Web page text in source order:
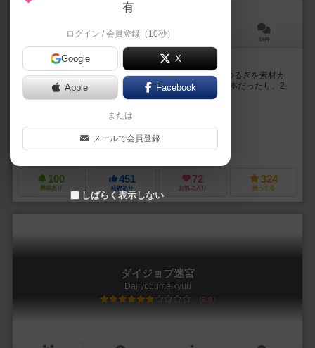
15分前後 16件
ASAP! つるぎはなる早でお願いします！
皆さんは鍛冶屋として、依頼カードとして依頼されたつるぎを素材カ
ード6つ全てを使ってなる早でつくります。 つるぎは1本だったり、2
本だったり、3本だったり… 依頼通...
100
興味あり
451
経験あり
72
お気に入り
324
持ってる
ダイジョブ迷宮
Daijyobumeikyuu
6.0
有
ログイン / 会員登録（10秒）
Google X
Apple Facebook
または
メールで会員登録
しばらく表示しない